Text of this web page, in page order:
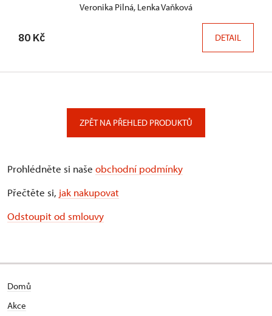
Veronika Pilná, Lenka Vaňková
80 Kč DETAIL
ZPĚT NA PŘEHLED PRODUKTŮ
Prohlédněte si naše obchodní podmínky
Přečtěte si, jak nakupovat
Odstoupit od smlouvy
Domů
Akce